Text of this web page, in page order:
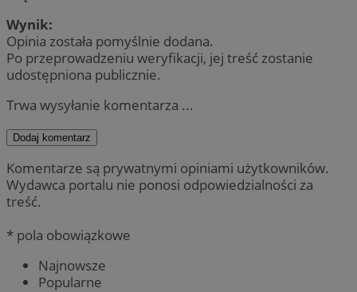
Wynik:
Opinia została pomyślnie dodana.
Po przeprowadzeniu weryfikacji, jej treść zostanie
udostępniona publicznie.
Trwa wysyłanie komentarza ...
Dodaj komentarz
Komentarze są prywatnymi opiniami użytkowników.
Wydawca portalu nie ponosi odpowiedzialności za
treść.
* pola obowiązkowe
Najnowsze
Popularne